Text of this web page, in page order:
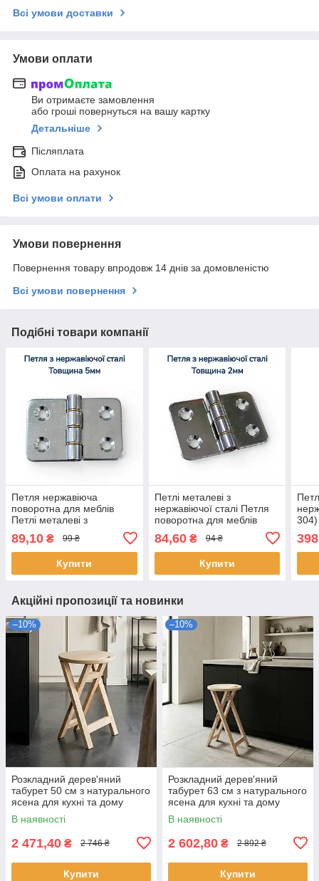
Всі умови доставки
Умови оплати
Ви отримаєте замовлення
або гроші повернуться на вашу картку
Детальніше
Післяплата
Оплата на рахунок
Всі умови оплати
Умови повернення
Повернення товару впродовж 14 днів за домовленістю
Всі умови повернення
Подібні товари компанії
Петля нержавіюча
поворотна для меблів
Петлі металеві з
Фурнітура завіса
89,10 ₴ 99 ₴
Купити
Петлі металеві з
нержавіючої сталі Петля
поворотна для меблів
84,60₴ 94 ₴
Купити
Акційні пропозиції та новинки
–10%
Розкладний дерев'яний
табурет 50 см з натурального
ясена для кухні та дому
В наявності
2 471,40 ₴ 2 746 ₴
Купити
–10%
Розкладний дерев'яний
табурет 63 см з натурального
ясена для кухні та дому
В наявності
2 602,80 ₴ 2 892 ₴
Купити